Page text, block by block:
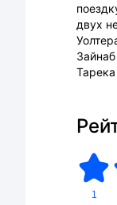
двух
1